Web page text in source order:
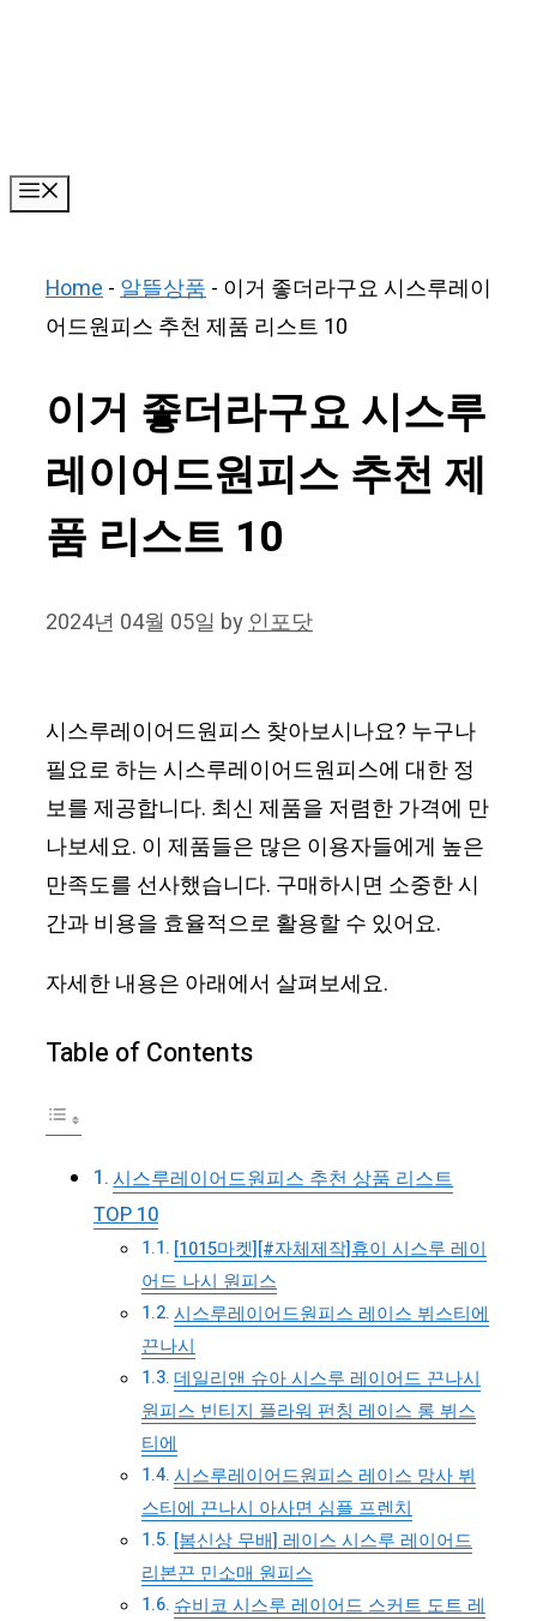
Home-알뜰상품- 이거 좋더라구요 시스루레이
어드원피스 추천 제품 리스트 10
이거 좋더라구요 시스루
레이어드원피스 추천 제
품 리스트 10
2024년 04월 05일 by인포닷
시스루레이어드원피스 찾아보시나요? 누구나
필요로 하는 시스루레이어드원피스에 대한 정
보를 제공합니다. 최신 제품을 저렴한 가격에 만
나보세요. 이 제품들은 많은 이용자들에게 높은
만족도를 선사했습니다. 구매하시면 소중한 시
간과 비용을 효율적으로 활용할 수 있어요.
자세한 내용은 아래에서 살펴보세요.
Table of Contents
시스루레이어드원피스 추천 상품 리스트
TOP 10
[1015마켓][#자체제작]휴이 시스루 레이
어드 나시 원피스
시스루레이어드원피스 레이스 뷔스티에
끈나시
데일리앤 슈아 시스루 레이어드 끈나시
원피스 빈티지 플라워 펀칭 레이스 롱 뷔스
티에
시스루레이어드원피스 레이스 망사 뷔
스티에 끈나시 아사면 심플 프렌치
[봄신상 무배] 레이스 시스루 레이어드
리본끈 민소매 원피스
슈비코 시스루 레이어드 스커트 도트 레